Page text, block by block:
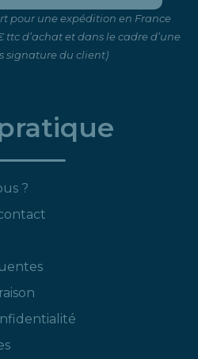
pour une expédition en France
d’achat et dans le cadre d’une
signature du client)
?